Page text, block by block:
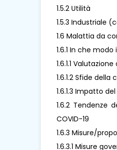
1.5.2 Utilità
1.5.3 Industriale
1.6 Malattia da
1.6.1 In che
1.6.1.1
1.6.1.2 Sfide
1.6.1.3 Impatto
1.6.2 Tendenze
COVID-19
1.6.3 Misure/
1.6.3.1 Misure